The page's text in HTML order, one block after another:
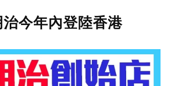
今年內登陸香港